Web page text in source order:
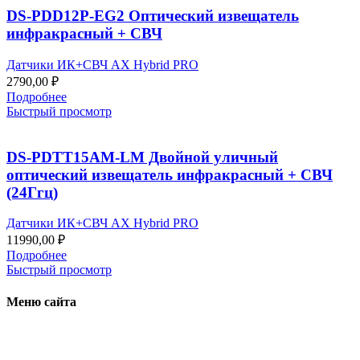
DS-PDD12P-EG2 Оптический извещатель
инфракрасный + СВЧ
Датчики ИК+СВЧ AX Hybrid PRO
2790,00 ₽
Подробнее
Быстрый просмотр
DS-PDTT15AM-LM Двойной уличный
оптический извещатель инфракрасный + СВЧ
(24Ггц)
Датчики ИК+СВЧ AX Hybrid PRO
11990,00 ₽
Подробнее
Быстрый просмотр
Меню сайта